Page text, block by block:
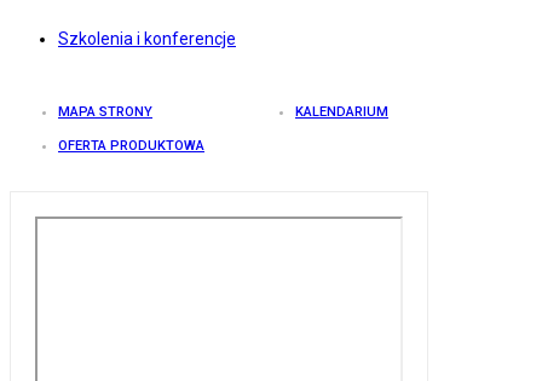
Szkolenia i konferencje
MAPA STRONY KALENDARIUM
OFERTA PRODUKTOWA